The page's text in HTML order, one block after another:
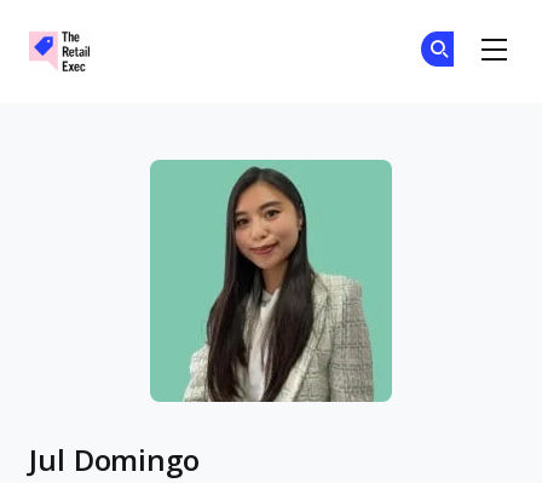
Jul Domingo